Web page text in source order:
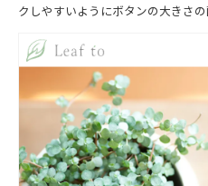
クしやすいようにボタンの大きさ